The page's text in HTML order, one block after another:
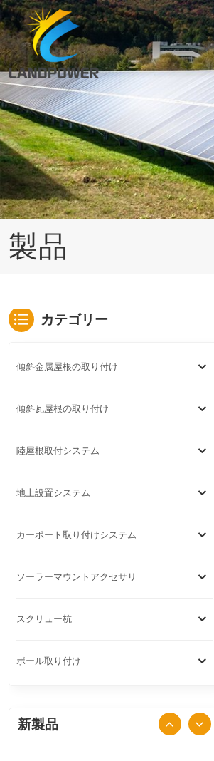
製品
カテゴリー
傾斜金属屋根の取り付け
傾斜瓦屋根の取り付け
陸屋根取付システム
地上設置システム
カーポート取り付けシステム
ソーラーマウントアクセサリ
スクリュー杭
ポール取り付け
新製品